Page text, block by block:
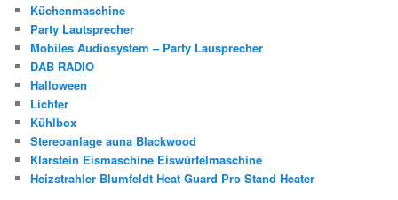
Küchenmaschine
Party Lautsprecher
Mobiles Audiosystem – Party Lausprecher
DAB RADIO
Halloween
Lichter
Kühlbox
Stereoanlage auna Blackwood
Klarstein Eismaschine Eiswürfelmaschine
Heizstrahler Blumfeldt Heat Guard Pro Stand Heater